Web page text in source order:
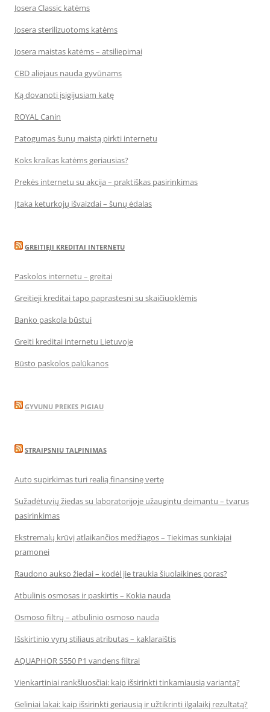
Josera Classic katėms
Josera sterilizuotoms katėms
Josera maistas katėms – atsiliepimai
CBD aliejaus nauda gyvūnams
Ką dovanoti įsigijusiam katę
ROYAL Canin
Patogumas šunų maistą pirkti internetu
Koks kraikas katėms geriausias?
Prekės internetu su akcija – praktiškas pasirinkimas
Įtaka keturkojų išvaizdai – šunų ėdalas
GREITIEJI KREDITAI INTERNETU
Paskolos internetu – greitai
Greitieji kreditai tapo paprastesni su skaičiuoklėmis
Banko paskola būstui
Greiti kreditai internetu Lietuvoje
Būsto paskolos palūkanos
GYVUNU PREKES PIGIAU
STRAIPSNIU TALPINIMAS
Auto supirkimas turi realią finansinę vertę
Sužadėtuvių žiedas su laboratorijoje užaugintu deimantu – tvarus
pasirinkimas
Ekstremalų krūvį atlaikančios medžiagos – Tiekimas sunkiajai
pramonei
Raudono aukso žiedai – kodėl jie traukia šiuolaikines poras?
Atbulinis osmosas ir paskirtis – Kokia nauda
Osmoso filtrų – atbulinio osmoso nauda
Išskirtinio vyrų stiliaus atributas – kaklaraištis
AQUAPHOR S550 P1 vandens filtrai
Vienkartiniai rankšluosčiai: kaip išsirinkti tinkamiausią variantą?
Geliniai lakai: kaip išsirinkti geriausią ir užtikrinti ilgalaikį rezultatą?